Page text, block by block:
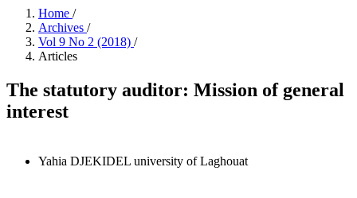
Home /
Archives /
Vol 9 No 2 (2018) /
Articles
The statutory auditor: Mission of general
interest
Yahia DJEKIDEL university of Laghouat